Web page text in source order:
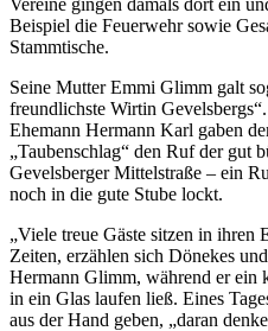
Vereine gingen damals dort ein
Beispiel die Feuerwehr sowie
Stammtische.
Seine Mutter Emmi Glimm galt
freundlichste Wirtin
Ehemann Hermann Karl gaben
„Taubenschlag“ den Ruf der gut
Gevelsberger Mittelstraße – ein
noch in die gute Stube lockt.
„Viele treue Gäste sitzen in ihren
Zeiten, erzählen sich Dönekes
Hermann Glimm, während er ein
in ein Glas laufen ließ. Eines
aus der Hand geben, „daran